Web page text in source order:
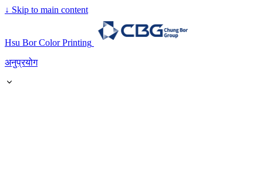
↓ Skip to main content
Hsu Bor Color Printing
अनुप्रयोग